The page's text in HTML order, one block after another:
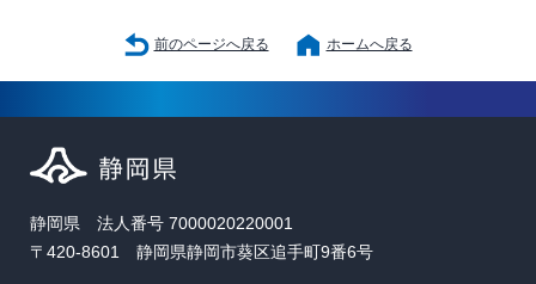
前のページへ戻る ホームへ戻る
静岡県 法人番号 7000020220001
〒420-8601 静岡県静岡市葵区追手町9番6号